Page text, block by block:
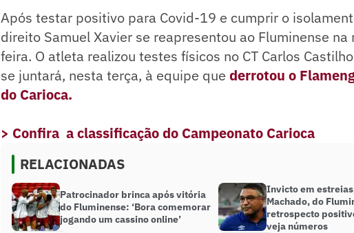
Após testar positivo para Covid-19 e cumprir o
direito Samuel Xavier se reapresentou ao Fluminense
feira. O atleta realizou testes físicos no CT Carlos
se juntará, nesta terça, à equipe que derrotou o
do Carioca.
> Confira a classificação do Campeonato Carioca
RELACIONADAS
Patrocinador brinca após vitória
do Fluminense: ‘Bora comemorar
jogando um cassino online’
Invicto em
Machado, do
retrospecto
veja números